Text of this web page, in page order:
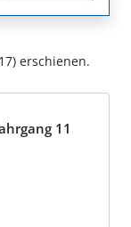
erschienen.
11